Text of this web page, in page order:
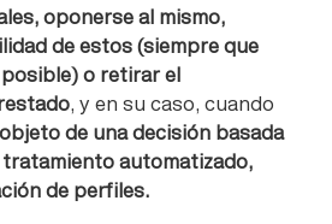
oponerse al mismo,
de estos (siempre que
o retirar el
, y en su caso, cuando
de una decisión basada
automatizado,
de perfiles.